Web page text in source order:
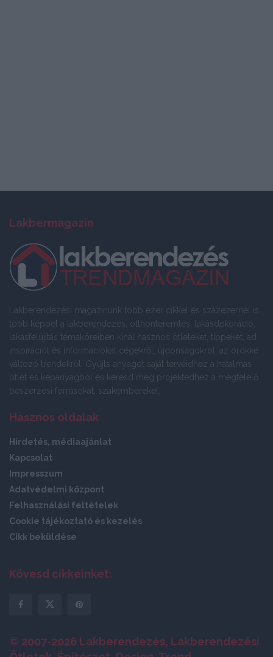
Lakbermagazin
Lakberendezési magazinunk több ezer cikkel és százezernél is
több képpel a lakberendezés, otthonteremtés, lakásdekoráció,
lakásfelújítás témaköreiben kínál hasznos ötleteket, tippeket, ad
inspirációt és információkat cégekről, újdonságokról, az örökké
változó trendekről. Gyűjts anyagot saját terveidhez a hatalmas
ötlet és képanyagból és keresd meg projektedhez a megfelelő
beszerzési forrásokat, szakembereket.
Hasznos oldalak
Hirdetés, médiaajánlat
Kapcsolat
Impresszum
Adatvédelmi központ
Felhasználási feltételek
Cookie tájékoztató és kezelés
Cikk beküldése
Kövesd cikkeinket:
© 2007-2026 Lakberendezés, Lakberendezési